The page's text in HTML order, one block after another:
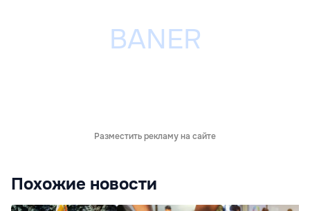
Разместить рекламу на сайте
Похожие новости